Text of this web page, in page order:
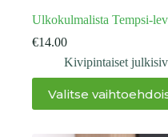
Ulkokulmalista Tempsi-
€14.00
Kivipintaiset
Valitse
Tällä
tuotteella
on